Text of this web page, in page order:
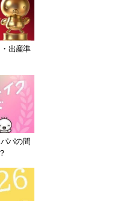
出産準
パの間